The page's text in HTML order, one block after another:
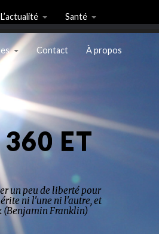
L’actualité Santé
Contact À propos
ET
un peu de liberté pour
ni l'une ni l'autre, et
(Benjamin Franklin)